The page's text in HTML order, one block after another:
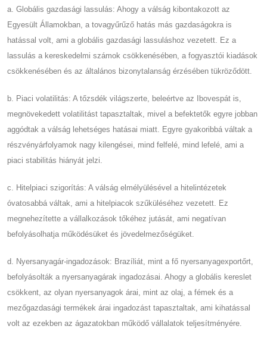
a. Globális gazdasági lassulás: Ahogy a válság kibontakozott az
Egyesült Államokban, a tovagyűrűző hatás más gazdaságokra is
hatással volt, ami a globális gazdasági lassuláshoz vezetett. Ez a
lassulás a kereskedelmi számok csökkenésében, a fogyasztói kiadások
csökkenésében és az általános bizonytalanság érzésében tükröződött.
b. Piaci volatilitás: A tőzsdék világszerte, beleértve az Ibovespát is,
megnövekedett volatilitást tapasztaltak, mivel a befektetők egyre jobban
aggódtak a válság lehetséges hatásai miatt. Egyre gyakoribbá váltak a
részvényárfolyamok nagy kilengései, mind felfelé, mind lefelé, ami a
piaci stabilitás hiányát jelzi.
c. Hitelpiaci szigorítás: A válság elmélyülésével a hitelintézetek
óvatosabbá váltak, ami a hitelpiacok szűküléséhez vezetett. Ez
megnehezítette a vállalkozások tőkéhez jutását, ami negatívan
befolyásolhatja működésüket és jövedelmezőségüket.
d. Nyersanyagár-ingadozások: Brazíliát, mint a fő nyersanyagexportőrt,
befolyásolták a nyersanyagárak ingadozásai. Ahogy a globális kereslet
csökkent, az olyan nyersanyagok árai, mint az olaj, a fémek és a
mezőgazdasági termékek árai ingadozást tapasztaltak, ami kihatással
volt az ezekben az ágazatokban működő vállalatok teljesítményére.